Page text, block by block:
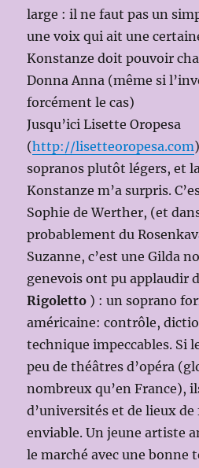
large : il ne faut pas un
une voix qui ait une
Konstanze doit pouvoir
Donna Anna (même si
forcément le cas)
Jusqu’ici Lisette Oropesa
(http://lisetteoropesa.com
sopranos plutôt légers, et
Konstanze m’a surpris.
Sophie de Werther, (et
probablement du
Suzanne, c’est une Gilda
genevois ont pu applaudir
Rigoletto ) : un soprano
américaine: contrôle,
technique impeccables. Si
peu de théâtres d’opéra
nombreux qu’en France),
d’universités et de lieux
enviable. Un jeune artiste
le marché avec une bonne